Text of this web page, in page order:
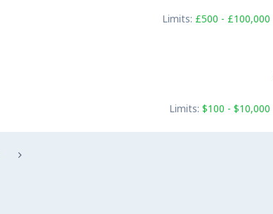
Limits: £500 - £100,000
Limits: $100 - $10,000
